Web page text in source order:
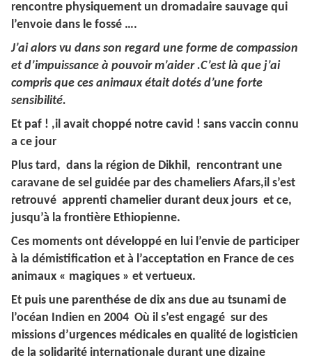
rencontre physiquement un dromadaire sauvage qui
l’envoie dans le fossé ….
J’ai alors vu dans son regard une forme de compassion
et d’impuissance à pouvoir m’aider .C’est là que j’ai
compris que ces animaux était dotés d’une forte
sensibilité.
Et paf ! ,il avait choppé notre cavid ! sans vaccin connu
a ce jour
Plus tard, dans la région de Dikhil, rencontrant une
caravane de sel guidée par des chameliers Afars,il s’est
retrouvé apprenti chamelier durant deux jours et ce,
jusqu’à la frontière Ethiopienne.
Ces moments ont développé en lui l’envie de participer
à la démistification et à l’acceptation en France de ces
animaux « magiques » et vertueux.
Et puis une parenthése de dix ans due au tsunami de
l’océan Indien en 2004 Où il s’est engagé sur des
missions d’urgences médicales en qualité de logisticien
de la solidarité internationale durant une dizaine